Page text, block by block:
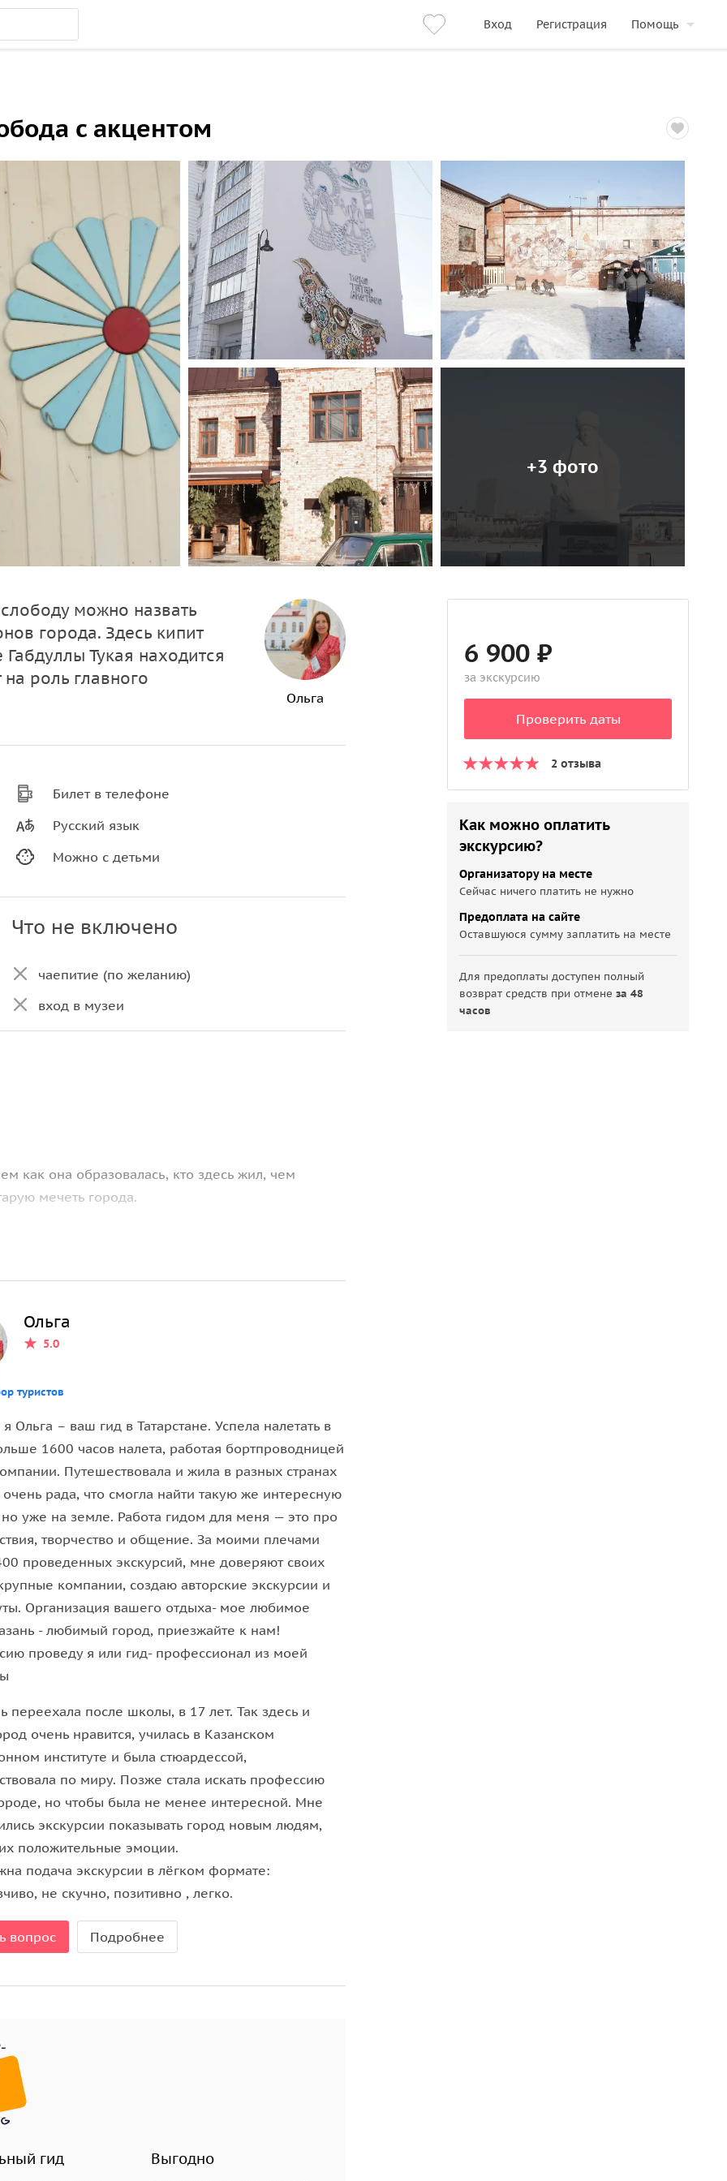
Вход Регистрация Помощь
c акцентом
+3 фото
можно назвать
города. Здесь кипит
Тукая находится
на роль главного
Ольга
Билет в телефоне
Русский язык
Можно с детьми
Что не включено
чаепитие (по желанию)
вход в музеи
как она образовалась, кто здесь жил, чем
мечеть города.
и удобную обувь.
Ольга
5.0
туристов
Ольга – ваш гид в Татарстане. Успела налетать в
1600 часов налета, работая бортпроводницей
Путешествовала и жила в разных странах
рада, что смогла найти такую же интересную
но уже на земле. Работа гидом для меня — это про
творчество и общение. За моими плечами
проведенных экскурсий, мне доверяют своих
компании, создаю авторские экскурсии и
Организация вашего отдыха- мое любимое
- любимый город, приезжайте к нам!
проведу я или гид- профессионал из моей
переехала после школы, в 17 лет. Так здесь и
очень нравится, училась в Казанском
институте и была стюардессой,
по миру. Позже стала искать профессию
но чтобы была не менее интересной. Мне
экскурсии показывать город новым людям,
положительные эмоции.
подача экскурсии в лёгком формате:
не скучно, позитивно , легко.
вопрос Подробнее
гид Выгодно
6 900 ₽
за экскурсию
Проверить даты
2 отзыва
Как можно оплатить
экскурсию?
Организатору на месте
Сейчас ничего платить не нужно
Предоплата на сайте
Оставшуюся сумму заплатить на месте
Для предоплаты доступен полный
возврат средств при отменеза 48
часов